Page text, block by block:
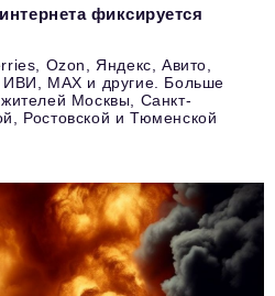
фиксируется
Ozon, Яндекс, Авито,
MAX и другие. Больше
Москвы, Санкт-
Ростовской и Тюменской